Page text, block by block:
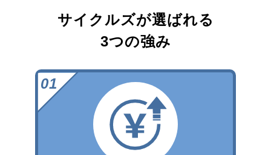
サイクルズが選ばれる
3つの強み